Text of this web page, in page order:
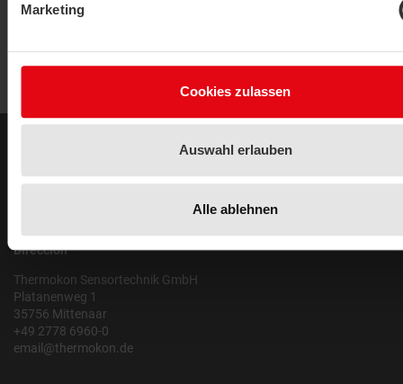
Marketing
Cookies zulassen
Auswahl erlauben
Alle ablehnen
Aviso legal
Dirección
Thermokon Sensortechnik GmbH
Platanenweg 1
35756 Mittenaar
+49 2778 6960-0
email@thermokon.de